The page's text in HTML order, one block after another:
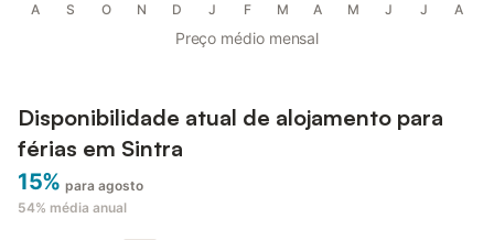
A S O N D J F M A M J J A
Preço médio mensal
Disponibilidade atual de alojamento para
férias em Sintra
15% para agosto
54% média anual